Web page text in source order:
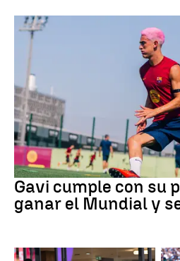
Fútbol
Gavi cumple con su
ganar el Mundial y